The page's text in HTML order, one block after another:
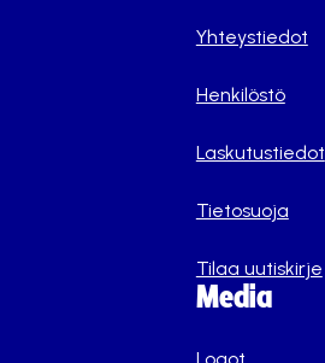
Yhteystiedot
Henkilöstö
Laskutustiedot
Tietosuoja
Tilaa uutiskirje
Media